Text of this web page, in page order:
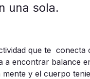
una sola.
que te conecta
a encontrar balance
mente y el cuerpo